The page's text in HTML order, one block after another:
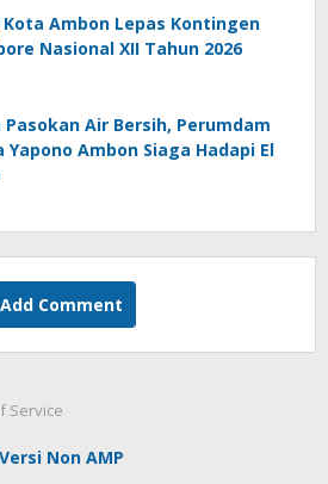
Kota Ambon Lepas Kontingen
Nasional XII Tahun 2026
Pasokan Air Bersih, Perumdam
Yapono Ambon Siaga Hadapi El
Add Comment
Service
Versi Non AMP